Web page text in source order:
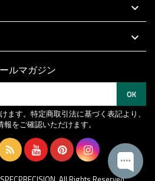


ルマガジン
ます。特定商取引法に基づく表記より、
をご確認いただけます。